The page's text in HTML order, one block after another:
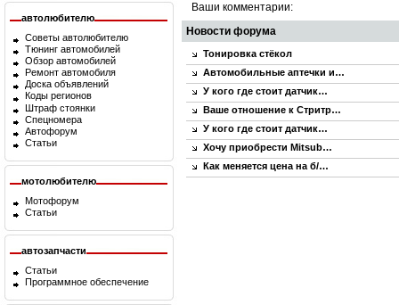
автолюбителю
Советы автолюбителю
Тюнинг автомобилей
Обзор автомобилей
Ремонт автомобиля
Доска объявлений
Коды регионов
Штраф стоянки
Спецномера
Автофорум
Статьи
мотолюбителю
Мотофорум
Статьи
автозапчасти
Статьи
Программное обеспечение
Ваши комментарии:
Новости форума
Тонировка стёкол
Автомобильные аптечки и…
У кого где стоит датчик…
Ваше отношение к Стритр…
У кого где стоит датчик…
Хочу приобрести Mitsub…
Как меняется цена на б/…